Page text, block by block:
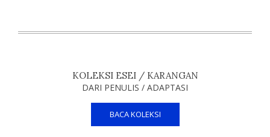
KOLEKSI ESEI / KARANGAN
DARI PENULIS / ADAPTASI
BACA KOLEKSI